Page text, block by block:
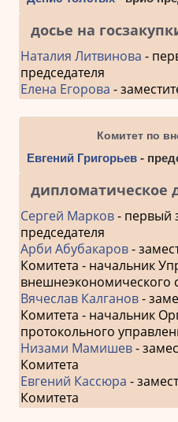
досье на
Наталия Литвинова -
председателя
Елена Егорова -
Комитет по
Евгений Григорьев-
дипломатическое
Сергей Марков- первый
председателя
Арби Абубакаров-
Комитета - начальник
внешнеэкономического
Вячеслав Калганов-
Комитета - начальник
протокольного
Низами Мамишев-
Комитета
Евгений Кассюра -
Комитета